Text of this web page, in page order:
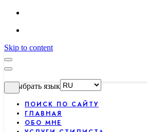
Skip to content
Выбрать язык
ПОИСК ПО САЙТУ
ГЛАВНАЯ
ОБО МНЕ